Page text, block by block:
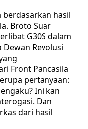
hasil
Broto Suar
G30S dalam
Revolusi
Front Pancasila
pertanyaan:
Ini kan
Dan
dari hasil